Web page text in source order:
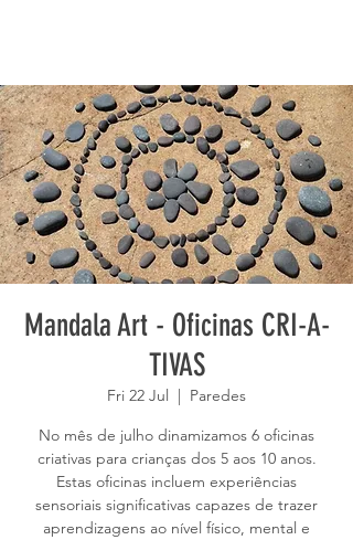
Mandala Art - Oficinas CRI-A-
TIVAS
Fri 22 Jul
  |
Paredes
No mês de julho dinamizamos 6 oficinas
criativas para crianças dos 5 aos 10 anos.
Estas oficinas incluem experiências
sensoriais significativas capazes de trazer
aprendizagens ao nível físico, mental e